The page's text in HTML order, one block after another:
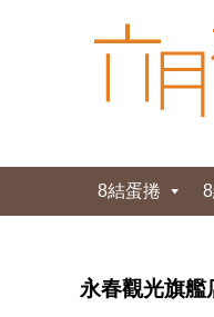
8結蛋捲
永春觀光旗艦